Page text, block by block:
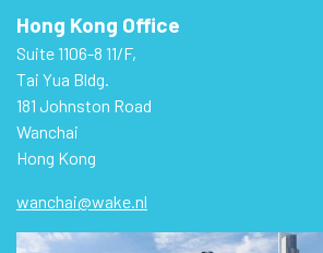
Hong Kong Office
Suite 1106-8 11/F,
Tai Yua Bldg.
181 Johnston Road
Wanchai
Hong Kong
wanchai@wake.nl